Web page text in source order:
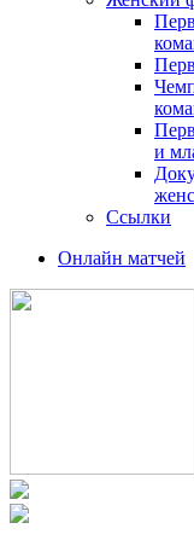
и
Ссылки
Онлайн матчей